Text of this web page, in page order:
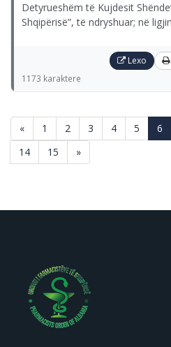
Detyrueshëm të Kujdesit
Shqipërisë”, të ndryshuar; në
Lexo
1173 karaktere
« 1 2 3 4 5 6
14
15 »